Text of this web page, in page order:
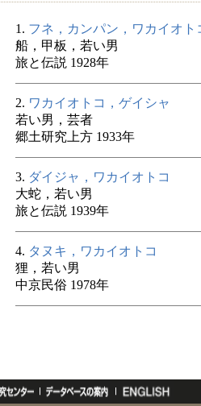
1. フネ，カンパン，ワカイオト
船，甲板，若い男
旅と伝説 1928年
2. ワカイオトコ，ゲイシャ
若い男，芸者
郷土研究上方 1933年
3. ダイジャ，ワカイオトコ
大蛇，若い男
旅と伝説 1939年
4. タヌキ，ワカイオトコ
狸，若い男
中京民俗 1978年